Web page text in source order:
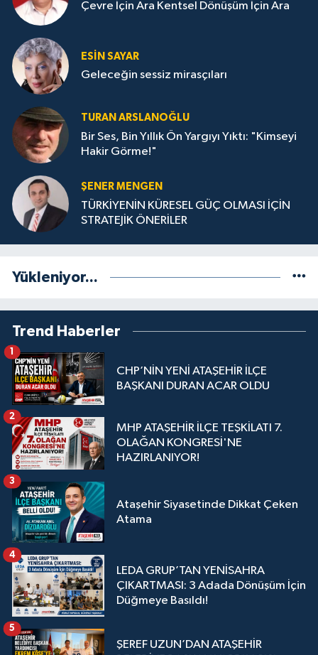
Çevre İçin Ara Kentsel Dönüşüm İçin Ara
ESIN SAYAR
Geleceğin sessiz mirasçıları
TURAN ARSLANOĞLU
Bir Ses, Bin Yıllık Ön Yargıyı Yıktı: "Kimseyi
Hakir Görme!"
ŞENER MENGEN
TÜRKİYENİN KÜRESEL GÜÇ OLMASI İÇİN
STRATEJİK ÖNERİLER
Yükleniyor...
Trend Haberler
CHP’NİN YENİ ATAŞEHİR İLÇE
BAŞKANI DURAN ACAR OLDU
1
MHP ATAŞEHİR İLÇE TEŞKİLATI 7.
OLAĞAN KONGRESİ'NE
HAZIRLANIYOR!
2
Ataşehir Siyasetinde Dikkat Çeken
Atama
3
LEDA GRUP’TAN YENİSAHRA
ÇIKARTMASI: 3 Adada Dönüşüm İçin
Düğmeye Basıldı!
4
ŞEREF UZUN’DAN ATAŞEHİR
5